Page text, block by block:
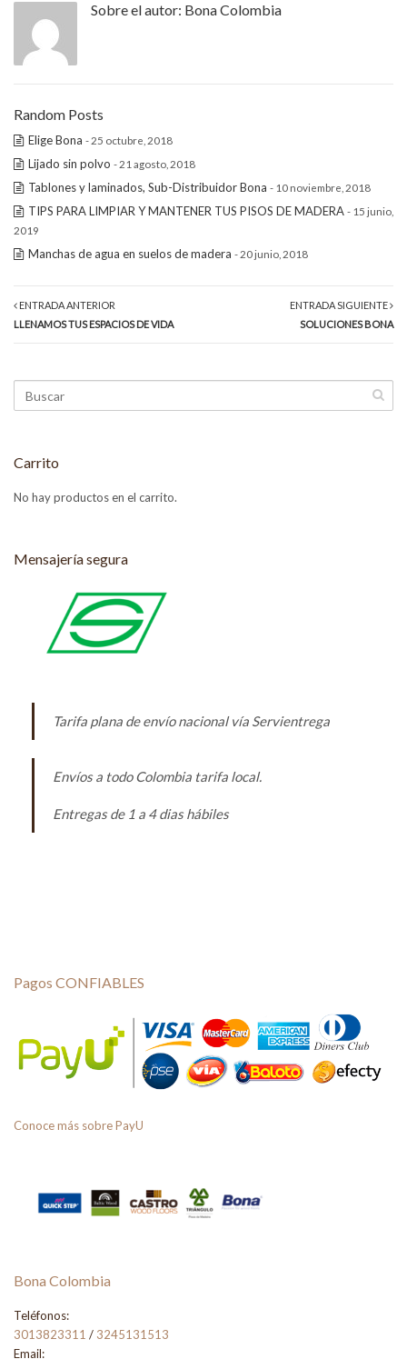
Sobre el autor: Bona Colombia
Random Posts
Elige Bona - 25 octubre, 2018
Lijado sin polvo - 21 agosto, 2018
Tablones y laminados, Sub-Distribuidor Bona - 10 noviembre, 2018
TIPS PARA LIMPIAR Y MANTENER TUS PISOS DE MADERA - 15 junio,
2019
Manchas de agua en suelos de madera - 20 junio, 2018
ENTRADA ANTERIOR
LLENAMOS TUS ESPACIOS DE VIDA
ENTRADA SIGUIENTE
SOLUCIONES BONA
Carrito
No hay productos en el carrito.
Mensajería segura
Tarifa plana de envío nacional vía Servientrega
Envíos a todo Colombia tarifa local.
Entregas de 1 a 4 dias hábiles
Pagos CONFIABLES
Conoce más sobre PayU
Bona Colombia
Teléfonos:
3013823311 / 3245131513
Email: